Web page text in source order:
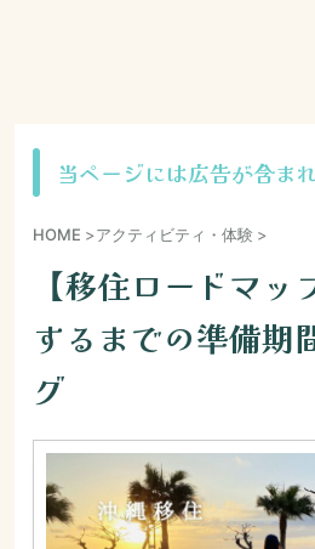
当ページには広告が含ま
HOME >アクティビティ・体験 >
【移住ロードマッ
するまでの準備期
グ